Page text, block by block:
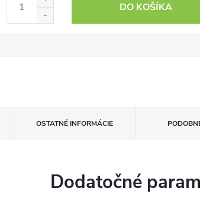
DO KOŠÍKA
OSTATNÉ INFORMÁCIE
Dodatočné